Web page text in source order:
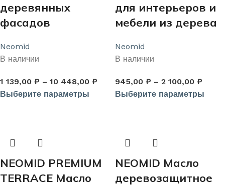
деревянных
фасадов
Neomid
В наличии
1 139,00 ₽ – 10 448,00 ₽
Выберите параметры
для интерьеров и
мебели из дерева
Neomid
В наличии
945,00 ₽ – 2 100,00 ₽
Выберите параметры
NEOMID PREMIUM
TERRACE Масло
NEOMID Масло
деревозащитное